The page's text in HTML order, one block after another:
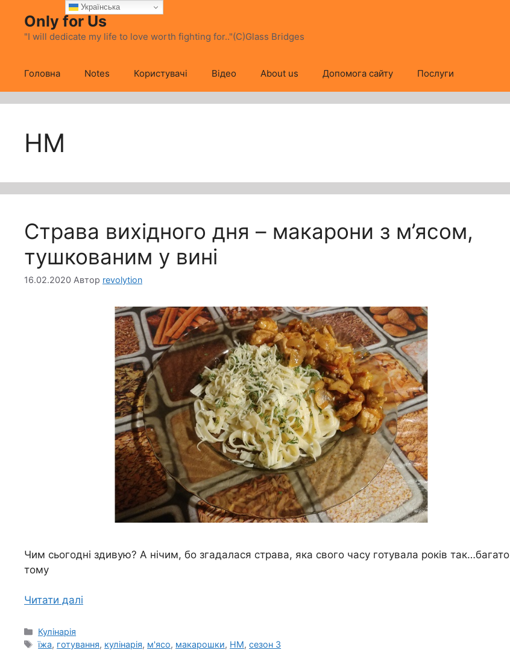
вмісту
Only for Us
"I will dedicate my life to love worth fighting for.."(C)Glass Bridges
Головна Notes Користувачі Відео About us Допомога сайту Послуги
НМ
Страва вихідного дня – макарони з м’ясом,
тушкованим у вині
16.02.2020 Автор revolytion
Чим сьогодні здивую? А нічим, бо згадалася страва, яка свого часу готувала років так…багато
тому
Читати далі
Категорії
Кулінарія
Позначки
їжа, готування, кулінарія, м'ясо, макарошки, НМ,сезон 3
Українська